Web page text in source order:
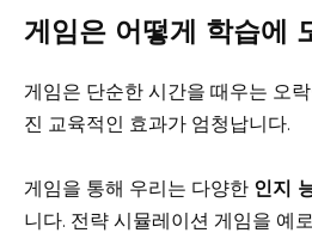
게임은 어떻게 학습에
게임은 단순한 시간을 때우는 오
진 교육적인 효과가 엄청납니다.
게임을 통해 우리는 다양한 인지
니다. 전략 시뮬레이션 게임을 예